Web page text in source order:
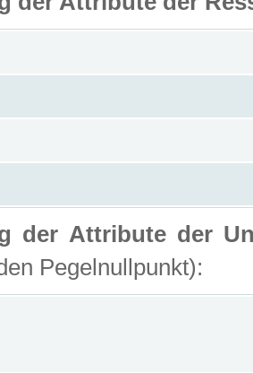
der Attribute der
Pegelnullpunkt):